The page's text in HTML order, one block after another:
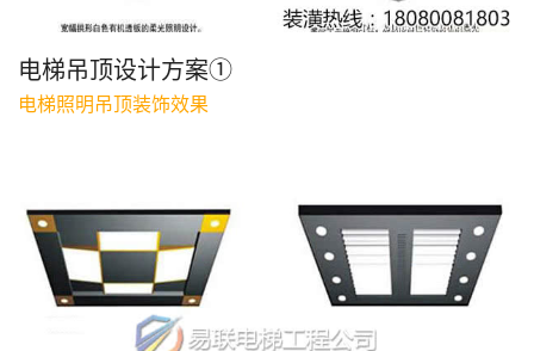
电梯吊顶设计方案①
电梯照明吊顶装饰效果